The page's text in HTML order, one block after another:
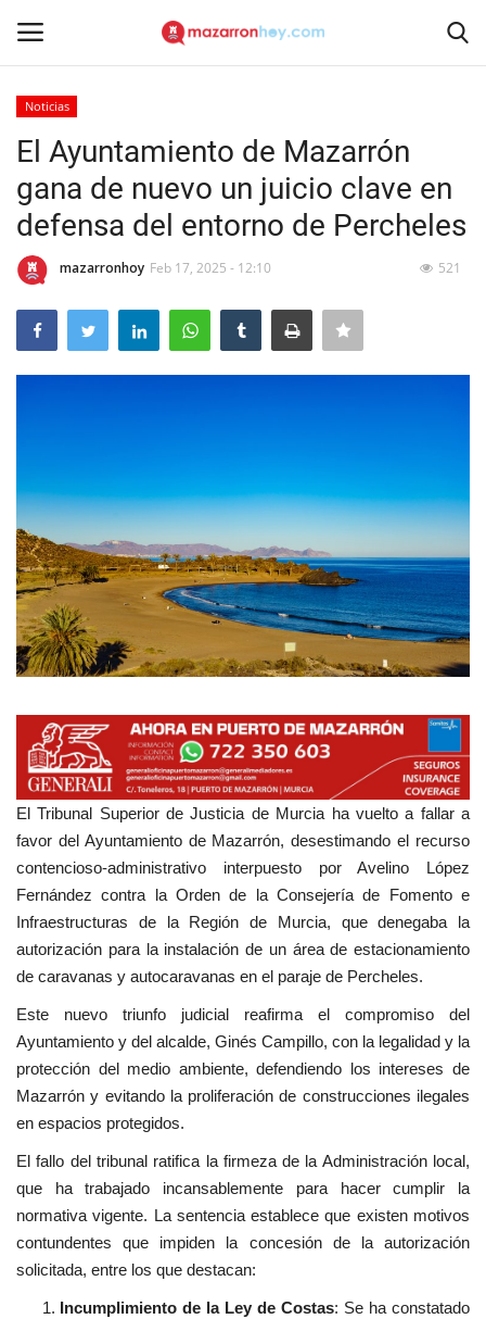
Inicio
Noticias
Empresas
Mapa de Mazarrón
Vídeos
Contacto
Empresas
Noticias
El Ayuntamiento de Mazarrón
gana de nuevo un juicio clave en
defensa del entorno de Percheles
mazarronhoy Feb 17, 2025 - 12:10 521
El Tribunal Superior de Justicia de Murcia ha vuelto a fallar a
favor del Ayuntamiento de Mazarrón, desestimando el recurso
contencioso-administrativo interpuesto por Avelino López
Fernández contra la Orden de la Consejería de Fomento e
Infraestructuras de la Región de Murcia, que denegaba la
autorización para la instalación de un área de estacionamiento
de caravanas y autocaravanas en el paraje de Percheles.
Este nuevo triunfo judicial reafirma el compromiso del
Ayuntamiento y del alcalde, Ginés Campillo, con la legalidad y la
protección del medio ambiente, defendiendo los intereses de
Mazarrón y evitando la proliferación de construcciones ilegales
en espacios protegidos.
El fallo del tribunal ratifica la firmeza de la Administración local,
que ha trabajado incansablemente para hacer cumplir la
normativa vigente. La sentencia establece que existen motivos
contundentes que impiden la concesión de la autorización
solicitada, entre los que destacan:
Incumplimiento de la Ley de Costas: Se ha constatado